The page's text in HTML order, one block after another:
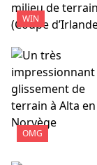
WIN
OMG